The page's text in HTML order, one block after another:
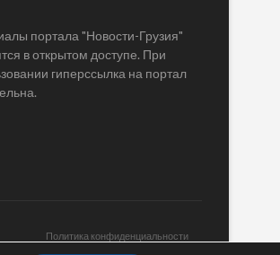
портала "Новости-Грузия"
в открытом доступе. При
гиперссылка на портал
Политика конфиденциальности